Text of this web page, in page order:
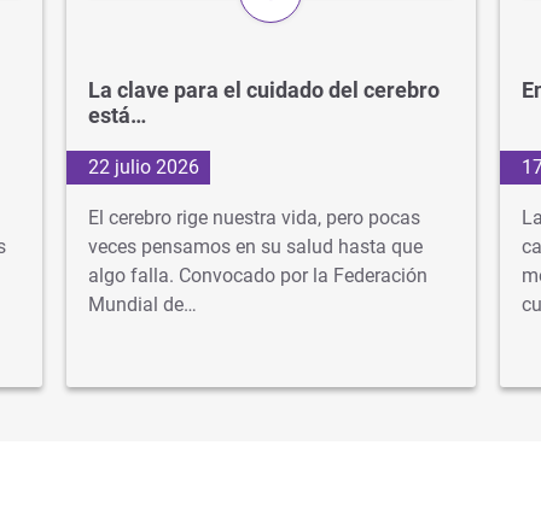
La clave para el cuidado del cerebro
está…
22 julio 2026
El cerebro rige nuestra vida, pero pocas
veces pensamos en su salud hasta que
algo falla. Convocado por la Federación
Mundial de…